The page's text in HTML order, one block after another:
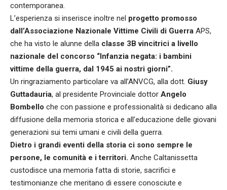
contemporanea.
L’esperienza si inserisce inoltre nel progetto promosso
dall’Associazione Nazionale Vittime Civili di Guerra APS,
che ha visto le alunne della classe 3B vincitrici a livello
nazionale del concorso “Infanzia negata: i bambini
vittime della guerra, dal 1945 ai nostri giorni”.
Un ringraziamento particolare va all’ANVCG, alla dott. Giusy
Guttadauria, al presidente Provinciale dottor Angelo
Bombello che con passione e professionalità si dedicano alla
diffusione della memoria storica e all’educazione delle giovani
generazioni sui temi umani e civili della guerra.
Dietro i grandi eventi della storia ci sono sempre le
persone, le comunità e i territori. Anche Caltanissetta
custodisce una memoria fatta di storie, sacrifici e
testimonianze che meritano di essere conosciute e